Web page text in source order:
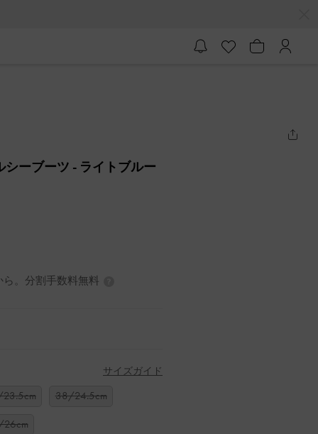
シーブーツ - ライトブルー
。分割手数料無料
サイズガイド
38/24.5cm